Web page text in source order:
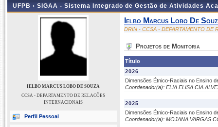
UFPB › SIGAA - Sistema Integrado de Gestão de Atividades
IELBO MARCUS LOBO DE SOUZA
CCSA - DEPARTAMENTO DE RELACÕES
INTERNACIONAIS
Perfil Pessoal
Ielbo Marcus Lobo De
DRIN - CCSA - DEPARTAMENTO DE
Projetos de Monitoria
Título
2026
Dimensões Étnico-Raciais no Ensino
Coordenador(a): ELIA ELISA CIA
2025
Dimensões Étnico-Raciais no Ensino
Coordenador(a): MOJANA VARGAS